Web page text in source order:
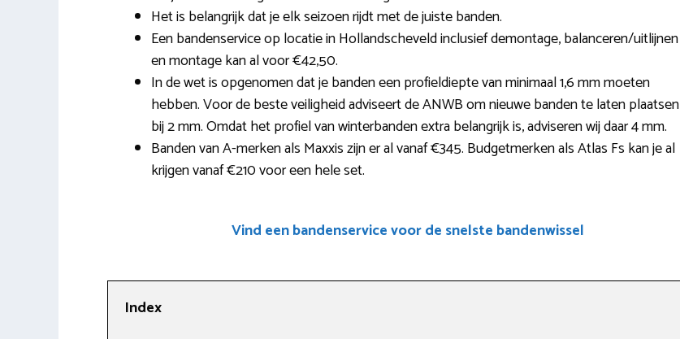
Het is belangrijk dat je elk seizoen rijdt met de juiste banden.
Een bandenservice op locatie in Hollandscheveld inclusief demontage, balanceren/uitlijnen
en montage kan al voor €42,50.
In de wet is opgenomen dat je banden een profieldiepte van minimaal 1,6 mm moeten
hebben. Voor de beste veiligheid adviseert de ANWB om nieuwe banden te laten plaatsen
bij 2 mm. Omdat het profiel van winterbanden extra belangrijk is, adviseren wij daar 4 mm.
Banden van A-merken als Maxxis zijn er al vanaf €345. Budgetmerken als Atlas Fs kan je al
krijgen vanaf €210 voor een hele set.
Vind een bandenservice voor de snelste bandenwissel
Index